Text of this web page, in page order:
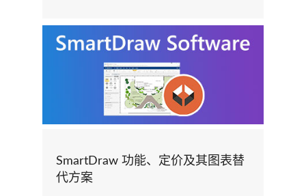
SmartDraw 功能、定价及其图表替
代方案